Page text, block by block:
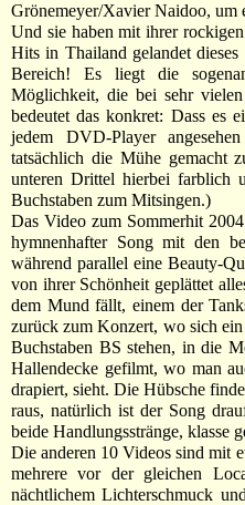
Grönemeyer/Xavier Naidoo, um
Und sie haben mit ihrer
Hits in Thailand gelandet
Bereich! Es liegt die
Möglichkeit, die bei sehr
bedeutet das konkret: Dass es
jedem DVD-Player
tatsächlich die Mühe
unteren Drittel hierbei farblich
Buchstaben zum Mitsingen.)
Das Video zum Sommerhit
hymnenhafter Song mit den
während parallel eine Beauty-
von ihrer Schönheit geplättet
dem Mund fällt, einem der
zurück zum Konzert, wo sich
Buchstaben BS stehen, in die
Hallendecke gefilmt, wo man
drapiert, sieht. Die Hübsche
raus, natürlich ist der Song
beide Handlungsstränge, klasse
Die anderen 10 Videos sind mit
mehrere vor der gleichen
nächtlichem Lichterschmuck